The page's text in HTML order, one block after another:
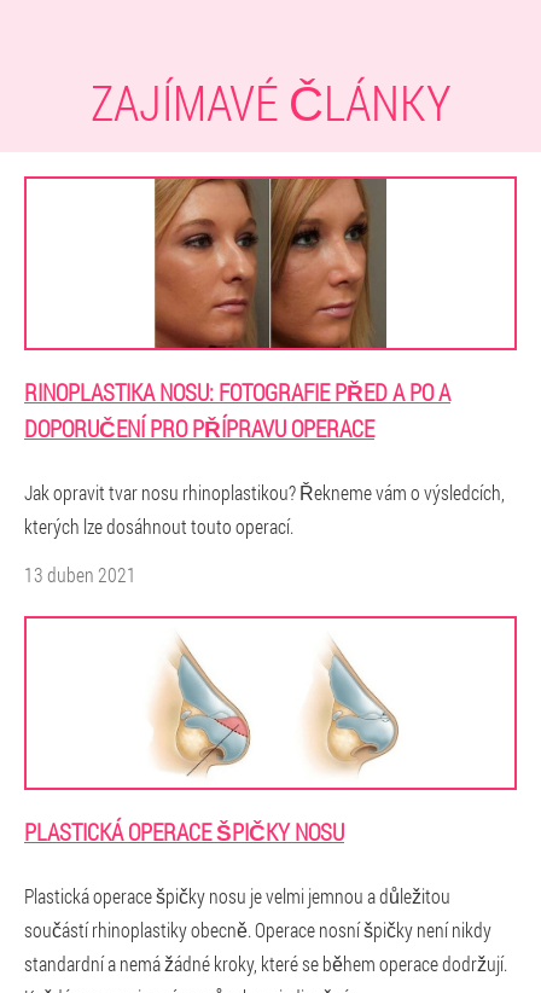
ZAJÍMAVÉ ČLÁNKY
RINOPLASTIKA NOSU: FOTOGRAFIE PŘED A PO A
DOPORUČENÍ PRO PŘÍPRAVU OPERACE
Jak opravit tvar nosu rhinoplastikou? Řekneme vám o výsledcích,
kterých lze dosáhnout touto operací.
13 duben 2021
PLASTICKÁ OPERACE ŠPIČKY NOSU
Plastická operace špičky nosu je velmi jemnou a důležitou
součástí rhinoplastiky obecně. Operace nosní špičky není nikdy
standardní a nemá žádné kroky, které se během operace dodržují.